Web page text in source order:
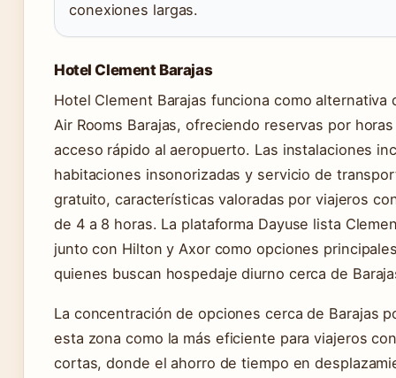
conexiones largas.
Hotel Clement Barajas
Hotel Clement Barajas funciona como alternativa
Air Rooms Barajas, ofreciendo reservas por
acceso rápido al aeropuerto. Las instalaciones
habitaciones insonorizadas y servicio de
gratuito, características valoradas por viajeros
de 4 a 8 horas. La plataforma Dayuse lista
junto con Hilton y Axor como opciones
quienes buscan hospedaje diurno cerca de
La concentración de opciones cerca de Barajas
esta zona como la más eficiente para viajeros
cortas, donde el ahorro de tiempo en